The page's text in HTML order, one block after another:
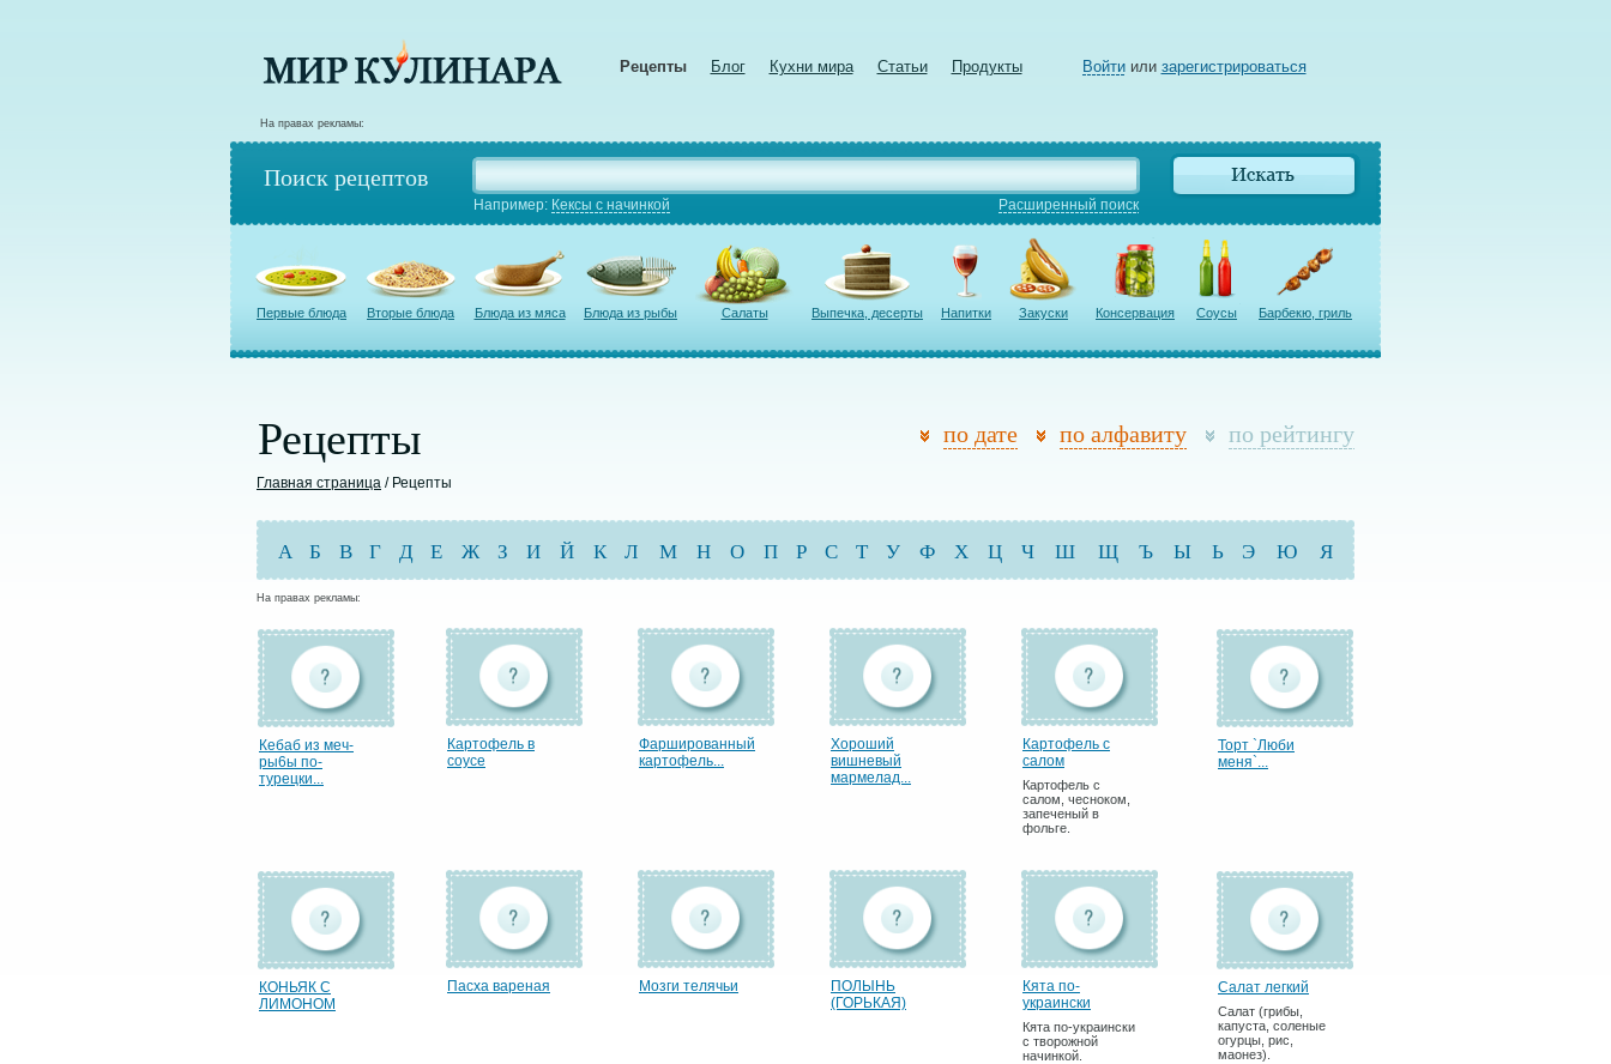
Рецепты Блог Кухни мира Статьи Продукты Войтиили зарегистрироваться
На правах рекламы:
Поиск рецептов
Например: Кексы с начинкой Расширенный поиск
Первые блюда Вторые блюда Блюда из мяса Блюда из рыбы Салаты Выпечка, десерты Напитки Закуски Консервация Соусы Барбекю, гриль
Рецепты по дате по алфавиту по рейтингу
Главная страница / Рецепты
А Б В Г Д Е Ж З И Й К Л М Н О П Р С Т У Ф Х Ц Ч Ш Щ Ъ Ы Ь Э Ю Я
На правах рекламы:
Кебаб из меч-
ры6ы по-
турецки...
Картофель в
соусе
Фаршированный
картофель...
Хороший
вишневый
мармелад...
Картофель с
салом
Картофель с
салом, чесноком,
запеченый в
фольге.
Торт `Люби
меня`...
КОНЬЯК С
ЛИМОНОМ
Пасха вареная Мозги телячьи
ПОЛЫНЬ
(ГОРЬКАЯ)
Кята по-
украински
Кята по-украински
с творожной
начинкой.
Салат легкий
Салат (грибы,
капуста, соленые
огурцы, рис,
маонез).